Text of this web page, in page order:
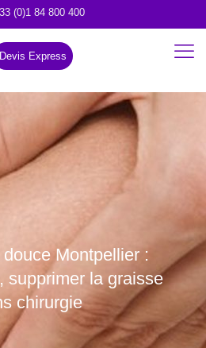
(0)1 84 800 400
Devis Express
Montpellier :
supprimer la graisse
chirurgie